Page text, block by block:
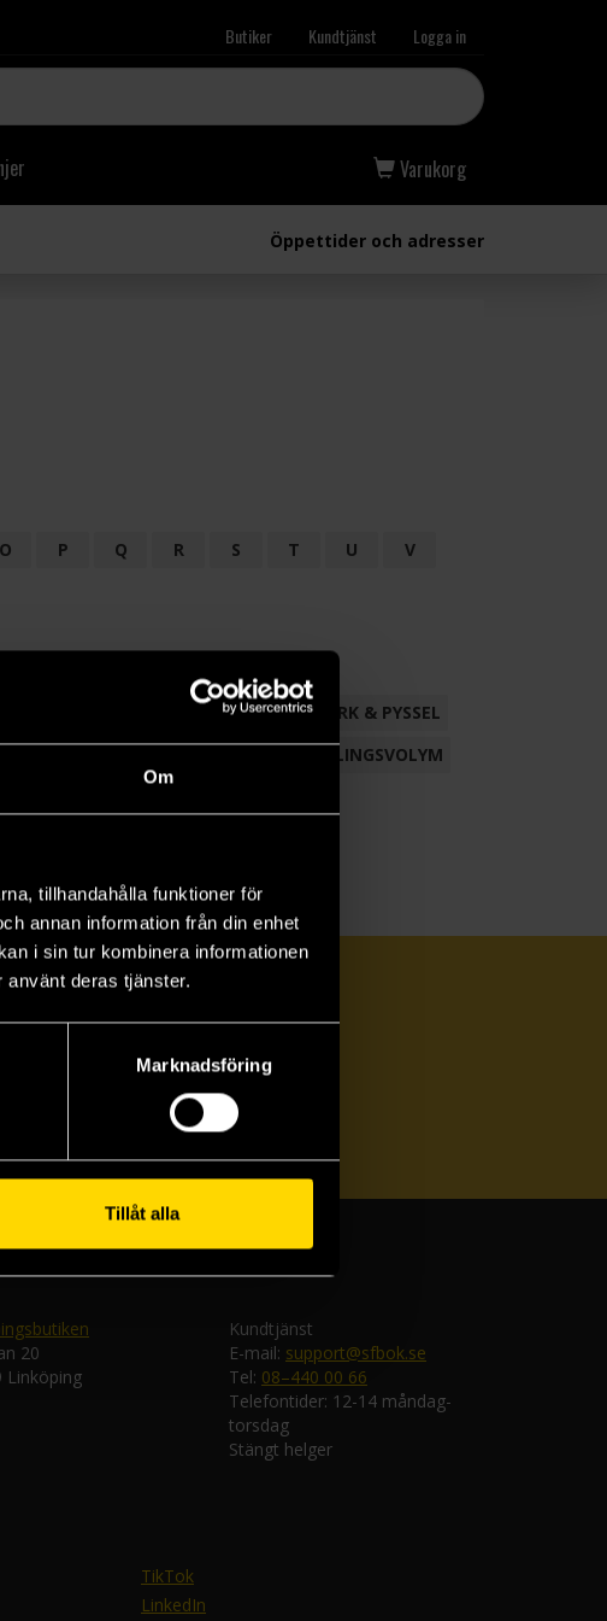
Om
tillhandahålla funktioner för
annan information från din enhet
i sin tur kombinera informationen
använt deras tjänster.
Marknadsföring
Tillåt alla
Butiker Kundtjänst Logga in
Varukorg
Öppettider och adresser
O P Q R S T U
V
FACKLITTERATUR
HANTVERK & PYSSEL
SAMLINGSVOLYM
20
Linköping
Kundtjänst
E-mail: support@sfbok.se
Tel: 08–440 00 66
Telefontider: 12-14 måndag-
torsdag
Stängt helger
TikTok
LinkedIn